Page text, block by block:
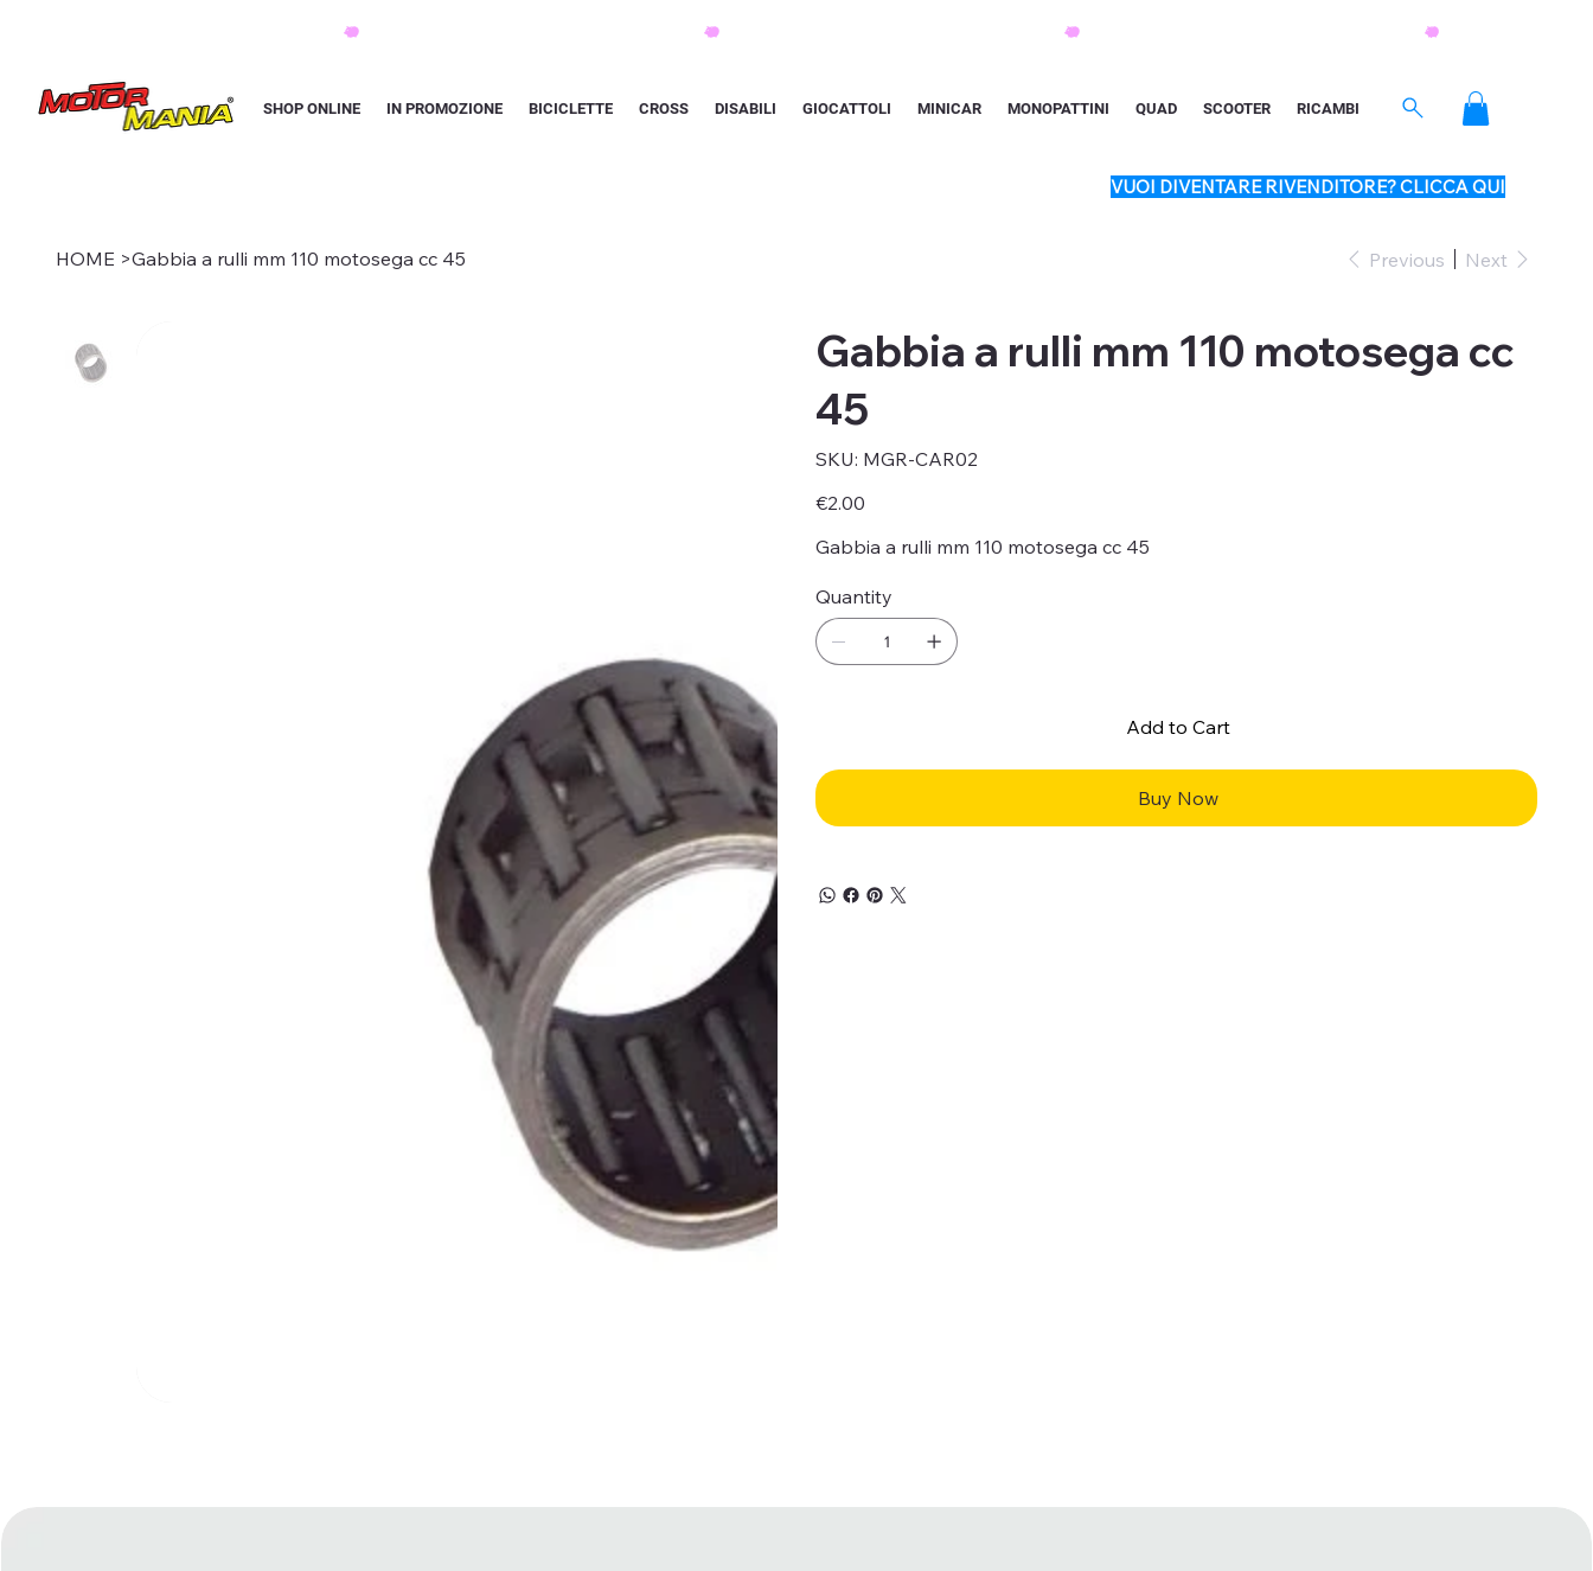
SHOP ONLINE IN PROMOZIONE BICICLETTE CROSS DISABILI GIOCATTOLI MINICAR MONOPATTINI QUAD SCOOTER RICAMBI
VUOI DIVENTARE RIVENDITORE? CLICCA QUI
HOME >Gabbia a rulli mm 110 motosega cc 45 Previous Next
Gabbia a rulli mm 110 motosega cc
45
SKU: SKU
MGR-
MGR-CAR02
Price
€2.00
Gabbia a rulli mm 110 motosega cc 45
Quantity
Add to Cart
Buy Now